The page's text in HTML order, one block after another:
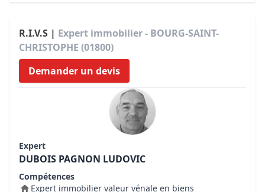
R.I.V.S | Expert immobilier - BOURG-SAINT-
CHRISTOPHE (01800)
Demander un devis
Expert
DUBOIS PAGNON LUDOVIC
Compétences
Expert immobilier valeur vénale en biens